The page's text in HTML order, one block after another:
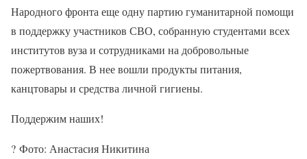
Народного фронта еще одну партию гуманитарной помощи
в поддержку участников СВО, собранную студентами всех
институтов вуза и сотрудниками на добровольные
пожертвования. В нее вошли продукты питания,
канцтовары и средства личной гигиены.
Поддержим наших!
? Фото: Анастасия Никитина